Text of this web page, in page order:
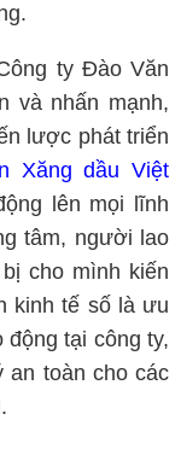
ty Đào Văn
và nhấn mạnh,
lược phát triển
Xăng dầu Việt
lên mọi lĩnh
tâm, người lao
cho mình kiến
kinh tế số là ưu
tại công ty,
an toàn cho các